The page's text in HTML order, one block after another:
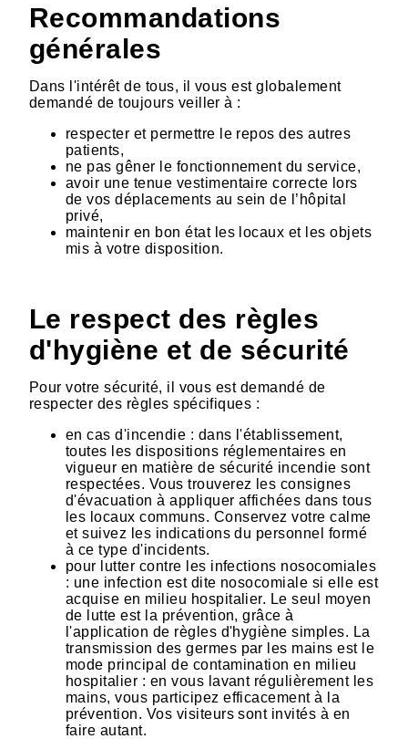
Recommandations
générales
Dans l'intérêt de tous, il vous est globalement
demandé de toujours veiller à :
respecter et permettre le repos des autres
patients,
ne pas gêner le fonctionnement du service,
avoir une tenue vestimentaire correcte lors
de vos déplacements au sein de l’hôpital
privé,
maintenir en bon état les locaux et les objets
mis à votre disposition.
Le respect des règles
d'hygiène et de sécurité
Pour votre sécurité, il vous est demandé de
respecter des règles spécifiques :
en cas d'incendie : dans l'établissement,
toutes les dispositions réglementaires en
vigueur en matière de sécurité incendie sont
respectées. Vous trouverez les consignes
d'évacuation à appliquer affichées dans tous
les locaux communs. Conservez votre calme
et suivez les indications du personnel formé
à ce type d'incidents.
pour lutter contre les infections nosocomiales
: une infection est dite nosocomiale si elle est
acquise en milieu hospitalier. Le seul moyen
de lutte est la prévention, grâce à
l'application de règles d'hygiène simples. La
transmission des germes par les mains est le
mode principal de contamination en milieu
hospitalier : en vous lavant régulièrement les
mains, vous participez efficacement à la
prévention. Vos visiteurs sont invités à en
faire autant.